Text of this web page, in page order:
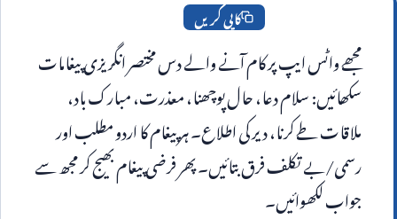
مجھے واٹس ایپ پر کام آنے والے دس مختصر انگریزی پیغامات
سکھائیں: سلام دعا، حال پوچھنا، معذرت، مبارک باد،
ملاقات طے کرنا، دیر کی اطلاع۔ ہر پیغام کا اردو مطلب اور
رسمی/بے تکلف فرق بتائیں۔ پھر فرضی پیغام بھیج کر مجھ سے
لکھوائیں۔
کاپی کریں